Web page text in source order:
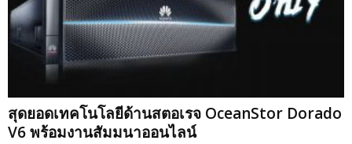
สุดยอดเทคโนโลยีด้านสตอเรจ OceanStor Dorado
V6 พร้อมงานสัมมนาออนไลน์